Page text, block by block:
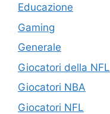
Educazione
Gaming
Generale
Giocatori della NFL
Giocatori NBA
Giocatori NFL